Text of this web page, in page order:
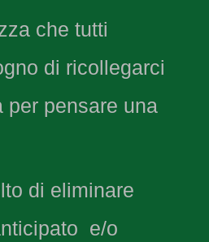
che tutti
di ricollegarci
per pensare una
di eliminare
e/o